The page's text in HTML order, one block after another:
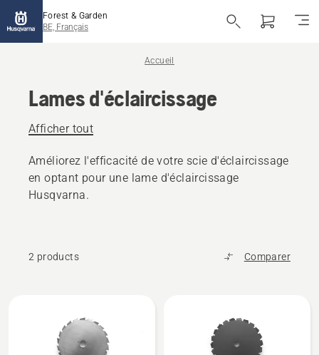
Forest & Garden
BE, Français
Accueil
Lames d'éclaircissage
Afficher tout
Améliorez l'efficacité de votre scie d'éclaircissage
en optant pour une lame d'éclaircissage
Husqvarna.
2 products Comparer
produits